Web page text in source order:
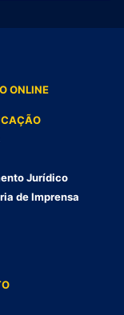
ONLINE
Jurídico
de Imprensa